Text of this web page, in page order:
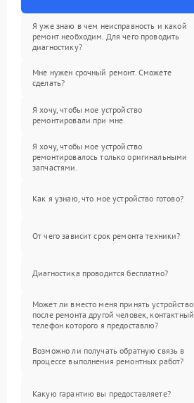
Я уже знаю в чем неисправность и какой
ремонт необходим. Для чего проводить
диагностику?
Мне нужен срочный ремонт. Сможете
сделать?
Я хочу, чтобы мое устройство
ремонтировали при мне.
Я хочу, чтобы мое устройство
ремонтировалось только оригинальными
запчастями.
Как я узнаю, что мое устройство готово?
От чего зависит срок ремонта техники?
Диагностика проводится бесплатно?
Может ли вместо меня принять устройство
после ремонта другой человек, контактный
телефон которого я предоставлю?
Возможно ли получать обратную связь в
процессе выполнения ремонтных работ?
Какую гарантию вы предоставляете?